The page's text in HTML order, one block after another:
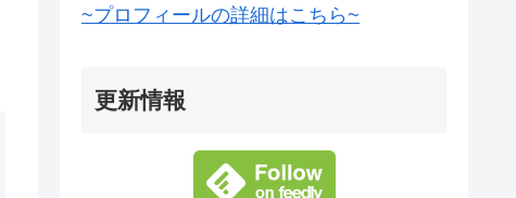
~プロフィールの詳細はこちら~
更新情報